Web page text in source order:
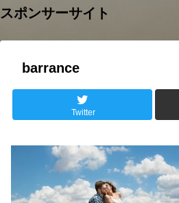
スポンサーサイト
barrance
Twitter